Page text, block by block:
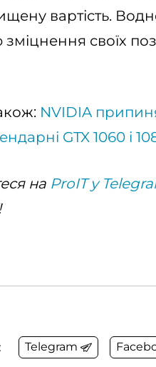
вартість.
зміцнення своїх
NVIDIA
GTX 1060 і
на ProIT у
Telegram